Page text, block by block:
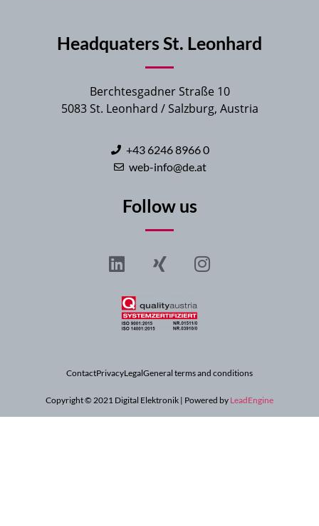
Headquaters St. Leonhard
Berchtesgadner Straße 10
5083 St. Leonhard / Salzburg, Austria
+43 6246 8966 0
web-info@de.at
Follow us
ContactPrivacyLegalGeneral terms and conditions
Copyright © 2021 Digital Elektronik | Powered by LeadEngine